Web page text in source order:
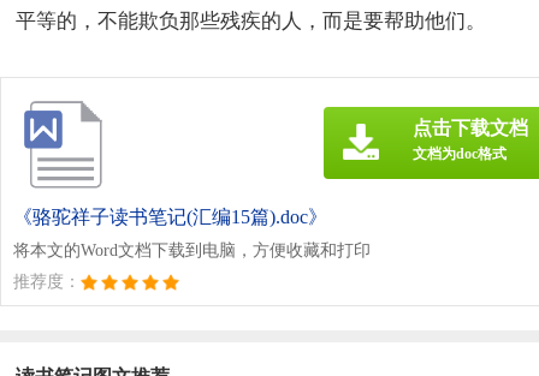
平等的，不能欺负那些残疾的人，而是要帮助他们。
《骆驼祥子读书笔记(汇编15篇).doc》
将本文的Word文档下载到电脑，方便收藏和打印
推荐度：
点击下载文档
文档为doc格式